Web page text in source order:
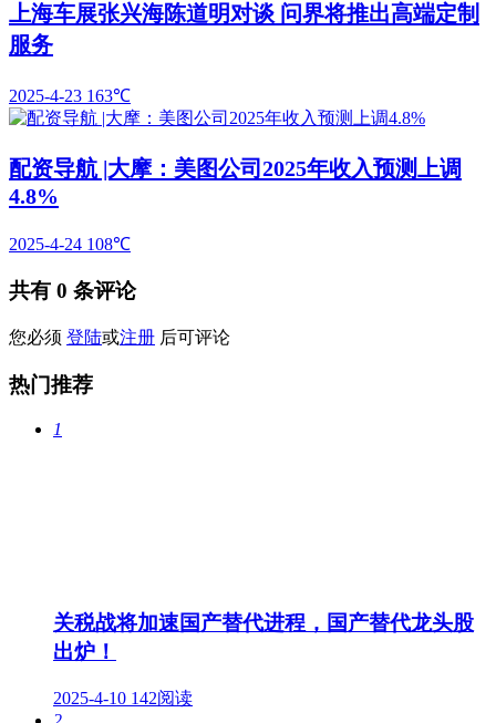
上海车展张兴海陈道明对谈 问界将推出高端定制
服务
2025-4-23 163℃
配资导航 |大摩：美图公司2025年收入预测上调
4.8%
2025-4-24 108℃
共有 0 条评论
您必须 登陆或注册 后可评论
热门推荐
1
关税战将加速国产替代进程，国产替代龙头股
出炉！
2025-4-10 142阅读